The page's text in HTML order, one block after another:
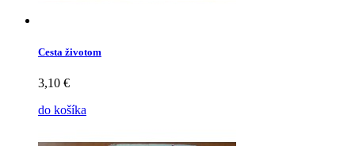
Cesta životom
3,10 €
do košíka